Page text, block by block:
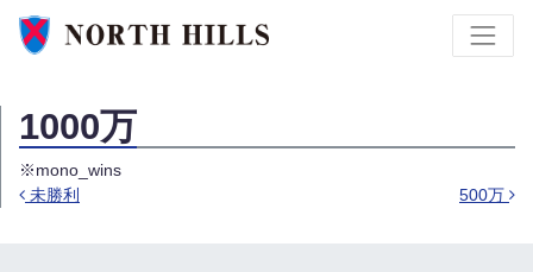
1000万
※mono_wins
未勝利 500万